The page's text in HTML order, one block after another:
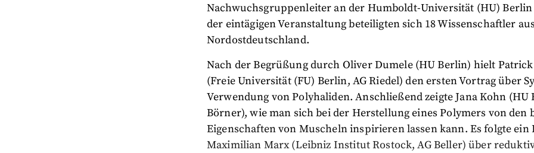
Nachwuchsgruppenleiter an der Humboldt-Universität (HU)
der eintägigen Veranstaltung beteiligten sich 18 Wissenschaftler
Nordostdeutschland.
Nach der Begrüßung durch Oliver Dumele (HU Berlin) hielt
(Freie Universität (FU) Berlin, AG Riedel) den ersten Vortrag über
Verwendung von Polyhaliden. Anschließend zeigte Jana Kohn (HU
Börner), wie man sich bei der Herstellung eines Polymers von den
Eigenschaften von Muscheln inspirieren lassen kann. Es folgte ein
Maximilian Marx (Leibniz Institut Rostock, AG Beller) über